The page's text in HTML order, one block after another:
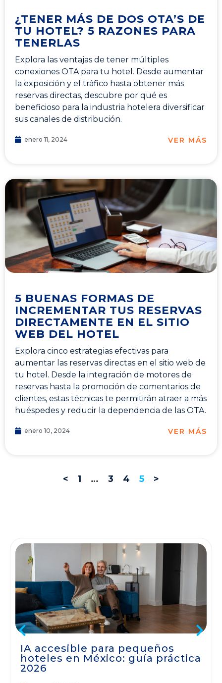
¿TENER MÁS DE DOS OTA’S DE
TU HOTEL? 5 RAZONES PARA
TENERLAS
Explora las ventajas de tener múltiples
conexiones OTA para tu hotel. Desde aumentar
la exposición y el tráfico hasta obtener más
reservas directas, descubre por qué es
beneficioso para la industria hotelera diversificar
sus canales de distribución.
enero 11, 2024 VER MÁS
5 BUENAS FORMAS DE
INCREMENTAR TUS RESERVAS
DIRECTAMENTE EN EL SITIO
WEB DEL HOTEL
Explora cinco estrategias efectivas para
aumentar las reservas directas en el sitio web de
tu hotel. Desde la integración de motores de
reservas hasta la promoción de comentarios de
clientes, estas técnicas te permitirán atraer a más
huéspedes y reducir la dependencia de las OTA.
enero 10, 2024 VER MÁS
< 1 … 3 4 5 >
IA accesible para pequeños
hoteles en México: guía práctica
2026